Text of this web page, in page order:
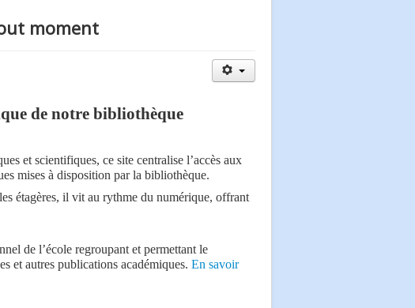
moment
de notre bibliothèque
et scientifiques, ce site centralise l’accès aux
mises à disposition par la bibliothèque.
étagères, il vit au rythme du numérique, offrant
de l’école regroupant et permettant le
et autres publications académiques. En savoir